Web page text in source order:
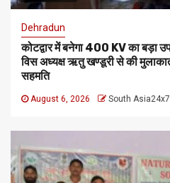
Dehradun
कोटद्वार में बनेगा 400 KV का बड़ा
विस अध्यक्ष ऋतु खण्डूरी से की
सहमति
August 6, 2026 South Asia24x7